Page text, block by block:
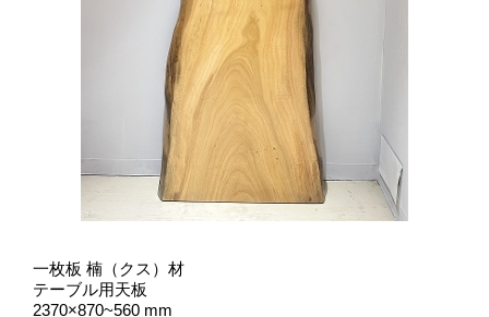
一枚板 楠（クス）材
テーブル用天板
2370×870~560 mm